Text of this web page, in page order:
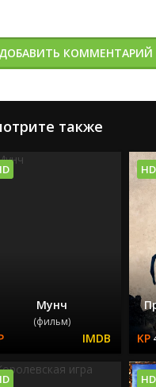
ДОБАВИТЬ КОММЕНТАРИЙ
также
Мунч
(фильм)
HD
HD